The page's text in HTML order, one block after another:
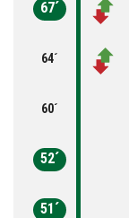
67´
64´
60´
52´
51´